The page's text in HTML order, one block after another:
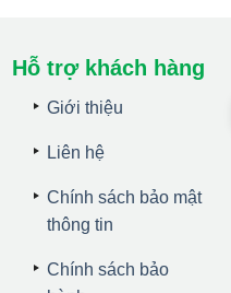
Hỗ trợ khách hàng
Giới thiệu
Liên hệ
Chính sách bảo mật
thông tin
Chính sách bảo